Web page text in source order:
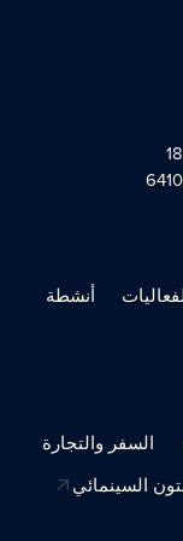
أنشطة
السفر والتجارة
السينمائي